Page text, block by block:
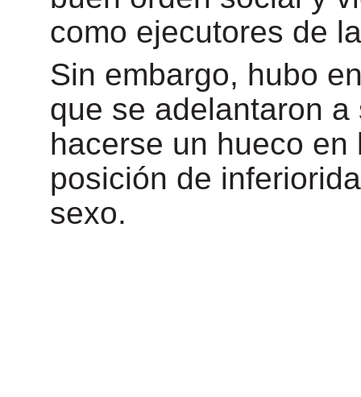
como ejecutores de
Sin embargo, hubo
que se adelantaron
hacerse un hueco
posición de
sexo.